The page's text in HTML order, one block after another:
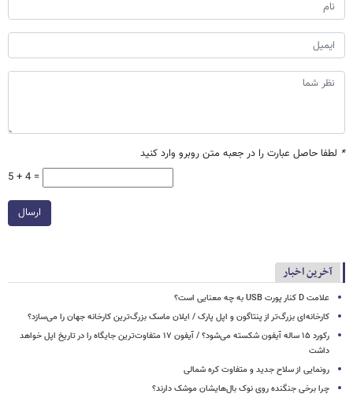
* لطفا حاصل عبارت را در جعبه متن روبرو وارد کنید
5 + 4 =
ارسال
آخرین اخبار
علامت D کنار پورت USB به چه معنایی است؟
کارخانه‌ای بزرگ‌تر از پنتاگون و اپل پارک / ایلان ماسک بزرگ‌ترین کارخانه جهان را می‌سازد؟
رکورد ۱۵ ساله آیفون شکسته می‌شود؟ / آیفون ۱۷ متفاوت‌ترین جایگاه را در تاریخ اپل خواهد
داشت
رونمایی از سلاح جدید و متفاوت کره شمالی
چرا برخی جنگنده روی نوک بال‌هایشان موشک‌ دارند؟